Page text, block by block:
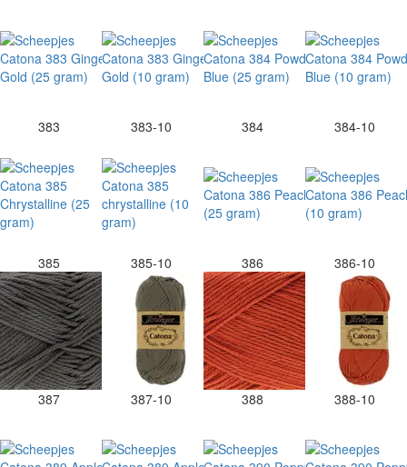
383 383-10 384 384-10
385 385-10 386 386-10
387 387-10 388 388-10